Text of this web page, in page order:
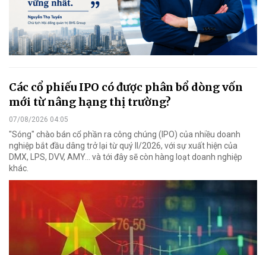
Các cổ phiếu IPO có được phân bổ dòng vốn
mới từ nâng hạng thị trường?
07/08/2026 04:05
"Sóng" chào bán cổ phần ra công chúng (IPO) của nhiều doanh
nghiệp bắt đầu dâng trở lại từ quý II/2026, với sự xuất hiện của
DMX, LPS, DVV, AMY... và tới đây sẽ còn hàng loạt doanh nghiệp
khác.